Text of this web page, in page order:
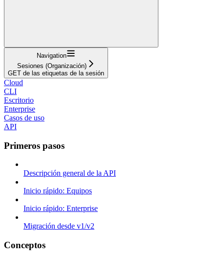
Navigation
Sesiones (Organización)
GET de las etiquetas de la sesión
Cloud
CLI
Escritorio
Enterprise
Casos de uso
API
Primeros pasos
Descripción general de la API
Inicio rápido: Equipos
Inicio rápido: Enterprise
Migración desde v1/v2
Conceptos